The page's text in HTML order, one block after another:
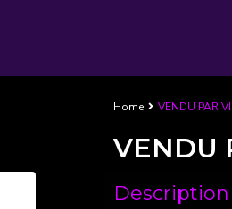
Home VENDU PAR
VENDU
Description